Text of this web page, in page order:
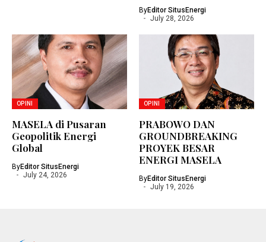
ByEditor SitusEnergi
July 28, 2026
OPINI
MASELA di Pusaran
Geopolitik Energi
Global
ByEditor SitusEnergi
July 24, 2026
OPINI
PRABOWO DAN
GROUNDBREAKING
PROYEK BESAR
ENERGI MASELA
ByEditor SitusEnergi
July 19, 2026